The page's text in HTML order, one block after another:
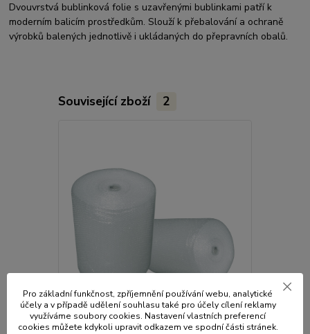
Dvouvrstvá bublinková folie s uzavřenými bublinkami patří k
moderním balicím prostředkům. Slouží k přebalování a ochraně
výrobků balených jednotlivě i ukládaných do přepravních obalů.
Související zboží 2
Pro základní funkčnost, zpříjemnění používání webu, analytické
účely a v případě udělení souhlasu také pro účely cílení reklamy
využíváme soubory cookies. Nastavení vlastních preferencí
cookies můžete kdykoli upravit odkazem ve spodní části stránek.